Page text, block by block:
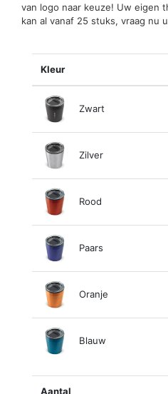
van logo naar keuze! Uw eigen
kan al vanaf 25 stuks, vraag nu
Kleur
Zwart
Zilver
Rood
Paars
Oranje
Blauw
Aantal